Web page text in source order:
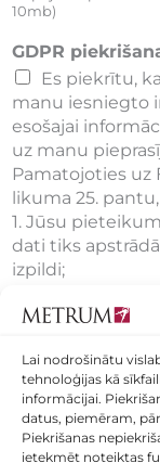
Lai nodrošinātu
tehnoloģijas kā
informācijai.
datus, piemēram,
Piekrišanas
ietekmēt noteiktas
10mb)
GDPR
Es piekrītu,
manu iesniegto
esošajai
uz manu
Pamatojoties uz
likuma 25.
1. Jūsu
dati tiks
izpildi;
pārzinis ir SIA
3. Jūsu
pēc tā
noslēgšanas.
4. Pieteikuma